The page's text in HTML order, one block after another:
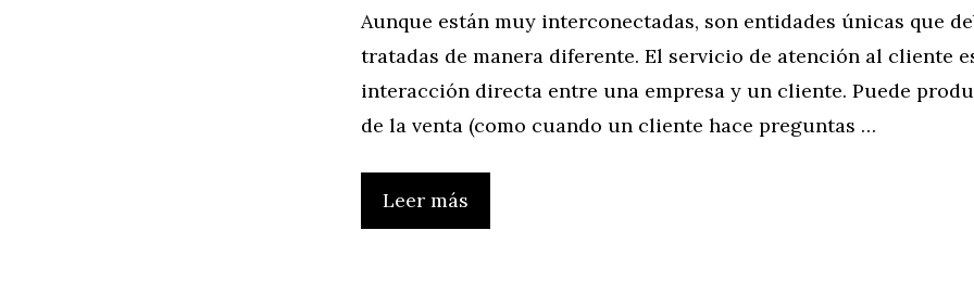
Aunque están muy interconectadas, son entidades únicas que
tratadas de manera diferente. El servicio de atención al cliente
interacción directa entre una empresa y un cliente. Puede
de la venta (como cuando un cliente hace preguntas …
Leer más